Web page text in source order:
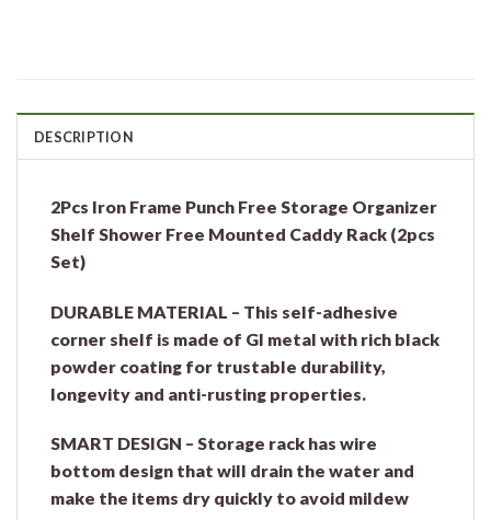
DESCRIPTION
2Pcs Iron Frame Punch Free Storage Organizer
Shelf Shower Free Mounted Caddy Rack (2pcs
Set)
DURABLE MATERIAL – This self-adhesive
corner shelf is made of GI metal with rich black
powder coating for trustable durability,
longevity and anti-rusting properties.
SMART DESIGN – Storage rack has wire
bottom design that will drain the water and
make the items dry quickly to avoid mildew